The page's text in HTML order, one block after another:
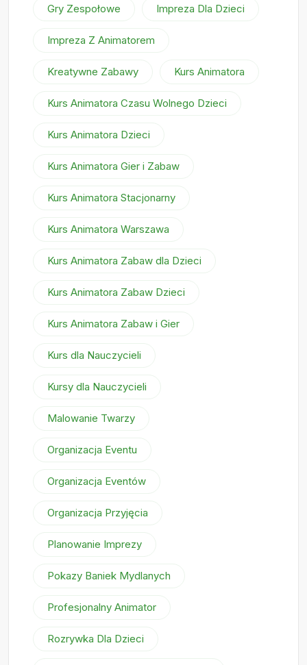
Gry Zespołowe Impreza Dla Dzieci
Impreza Z Animatorem
Kreatywne Zabawy Kurs Animatora
Kurs Animatora Czasu Wolnego Dzieci
Kurs Animatora Dzieci
Kurs Animatora Gier i Zabaw
Kurs Animatora Stacjonarny
Kurs Animatora Warszawa
Kurs Animatora Zabaw dla Dzieci
Kurs Animatora Zabaw Dzieci
Kurs Animatora Zabaw i Gier
Kurs dla Nauczycieli
Kursy dla Nauczycieli
Malowanie Twarzy
Organizacja Eventu
Organizacja Eventów
Organizacja Przyjęcia
Planowanie Imprezy
Pokazy Baniek Mydlanych
Profesjonalny Animator
Rozrywka Dla Dzieci